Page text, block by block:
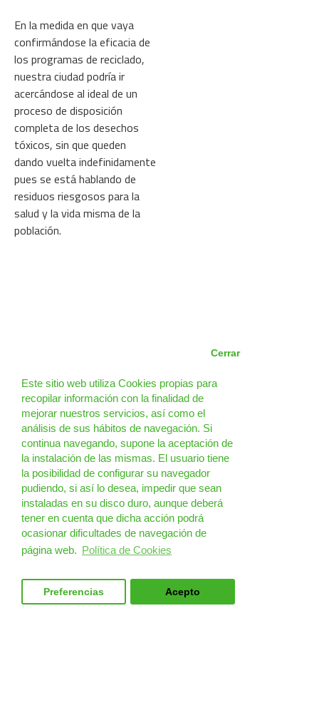
Este sitio web utiliza Cookies propias para
recopilar información con la finalidad de
mejorar nuestros servicios, así como el
análisis de sus hábitos de navegación. Si
continua navegando, supone la aceptación de
la instalación de las mismas. El usuario tiene
la posibilidad de configurar su navegador
pudiendo, si así lo desea, impedir que sean
instaladas en su disco duro, aunque deberá
tener en cuenta que dicha acción podrá
ocasionar dificultades de navegación de
página web. Política de Cookies
Cerrar
Preferencias Acepto
En la medida en que vaya
confirmándose la eficacia de
los programas de reciclado,
nuestra ciudad podría ir
acercándose al ideal de un
proceso de disposición
completa de los desechos
tóxicos, sin que queden
dando vuelta indefinidamente
pues se está hablando de
residuos riesgosos para la
salud y la vida misma de la
población.